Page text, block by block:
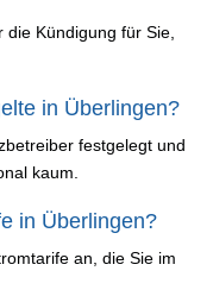
Kündigung für Sie,
in Überlingen?
festgelegt und
kaum.
in Überlingen?
an, die Sie im